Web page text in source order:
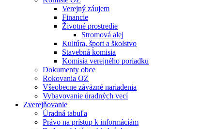
Verejný záujem
Financie
Životné prostredie
Stromová alej
Kultúra, šport a školstvo
Stavebná komisia
Komisia verejného poriadku
Dokumenty obce
Rokovania OZ
Všeobecne záväzné nariadenia
Vybavovanie úradných vecí
Zverejňovanie
Úradná tabuľa
Právo na prístup k informáciám